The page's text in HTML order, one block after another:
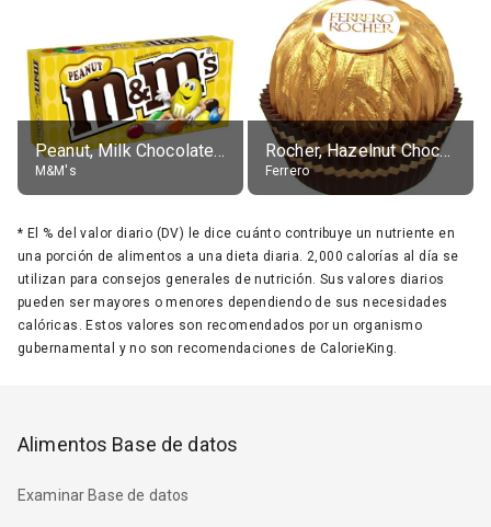
Peanut, Milk Chocolate Candies
M&M's
Rocher, Hazelnut Chocolate Ball
Ferrero
* El % del valor diario (DV) le dice cuánto contribuye un nutriente en
una porción de alimentos a una dieta diaria. 2,000 calorías al día se
utilizan para consejos generales de nutrición. Sus valores diarios
pueden ser mayores o menores dependiendo de sus necesidades
calóricas. Estos valores son recomendados por un organismo
gubernamental y no son recomendaciones de CalorieKing.
Alimentos Base de datos
Examinar Base de datos